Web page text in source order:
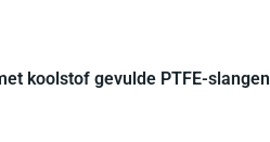
koolstof gevulde PTFE-slangen